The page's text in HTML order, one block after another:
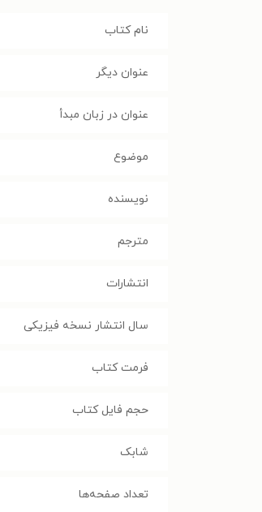
نام کتاب
عنوان دیگر
عنوان در زبان مبدأ
موضوع
نویسنده
مترجم
انتشارات
سال انتشار نسخه فیزیکی
فرمت کتاب
حجم فایل کتاب
شابک
تعداد صفحه‌ها